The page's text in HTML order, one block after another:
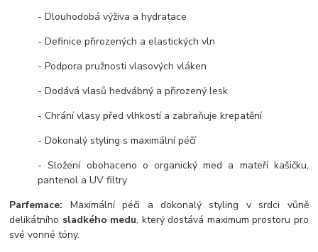
- Dlouhodobá výživa a hydratace
- Definice přirozených a elastických vln
- Podpora pružnosti vlasových vláken
- Dodává vlasů hedvábný a přirozený lesk
- Chrání vlasy před vlhkostí a zabraňuje krepatění
- Dokonalý styling s maximální péčí
- Složení obohaceno o organický med a mateří kašičku,
pantenol a UV filtry
Parfemace: Maximální péči a dokonalý styling v srdci vůně
delikátního sladkého medu, který dostává maximum prostoru pro
své vonné tóny.